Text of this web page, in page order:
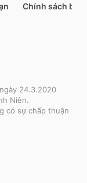
Chính sách bảo
24.3.2020
Niên.
có sự chấp thuận